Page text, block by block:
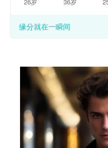
26岁
36岁
缘分就在一瞬间